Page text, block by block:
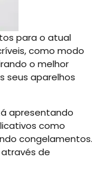
para o atual
como modo
o melhor
seus aparelhos
apresentando
como
congelamentos.
de